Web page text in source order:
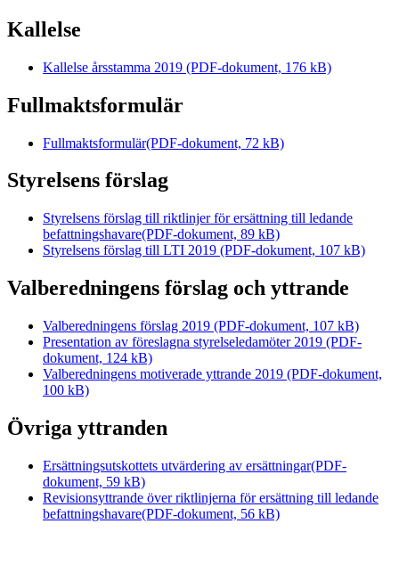
Kallelse
Kallelse årsstamma 2019 (PDF-dokument, 176 kB)
Fullmaktsformulär
Fullmaktsformulär(PDF-dokument, 72 kB)
Styrelsens förslag
Styrelsens förslag till riktlinjer för ersättning till ledande
befattningshavare(PDF-dokument, 89 kB)
Styrelsens förslag till LTI 2019 (PDF-dokument, 107 kB)
Valberedningens förslag och yttrande
Valberedningens förslag 2019 (PDF-dokument, 107 kB)
Presentation av föreslagna styrelseledamöter 2019 (PDF-
dokument, 124 kB)
Valberedningens motiverade yttrande 2019 (PDF-dokument,
100 kB)
Övriga yttranden
Ersättningsutskottets utvärdering av ersättningar(PDF-
dokument, 59 kB)
Revisionsyttrande över riktlinjerna för ersättning till ledande
befattningshavare(PDF-dokument, 56 kB)